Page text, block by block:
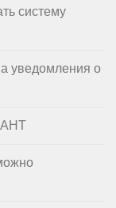
систему
уведомления о